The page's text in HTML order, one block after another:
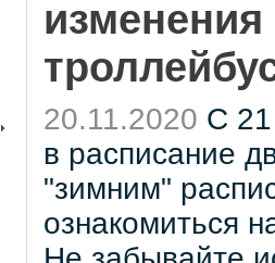
20.11.2020 С 21
в расписание
"зимним"
ознакомиться